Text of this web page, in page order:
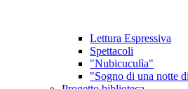
Lettura Espressiva
Spettacoli
"Nubicuculìa"
"Sogno di una notte